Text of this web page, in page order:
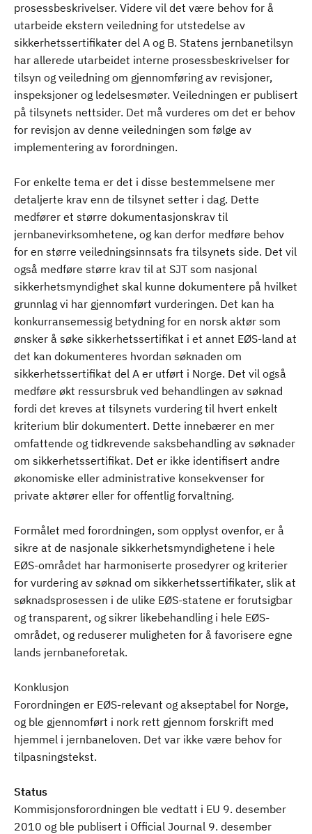
prosessbeskrivelser. Videre vil det være behov for å
utarbeide ekstern veiledning for utstedelse av
sikkerhetssertifikater del A og B. Statens jernbanetilsyn
har allerede utarbeidet interne prosessbeskrivelser for
tilsyn og veiledning om gjennomføring av revisjoner,
inspeksjoner og ledelsesmøter. Veiledningen er publisert
på tilsynets nettsider. Det må vurderes om det er behov
for revisjon av denne veiledningen som følge av
implementering av forordningen.
For enkelte tema er det i disse bestemmelsene mer
detaljerte krav enn de tilsynet setter i dag. Dette
medfører et større dokumentasjonskrav til
jernbanevirksomhetene, og kan derfor medføre behov
for en større veiledningsinnsats fra tilsynets side. Det vil
også medføre større krav til at SJT som nasjonal
sikkerhetsmyndighet skal kunne dokumentere på hvilket
grunnlag vi har gjennomført vurderingen. Det kan ha
konkurransemessig betydning for en norsk aktør som
ønsker å søke sikkerhetssertifikat i et annet EØS-land at
det kan dokumenteres hvordan søknaden om
sikkerhetssertifikat del A er utført i Norge. Det vil også
medføre økt ressursbruk ved behandlingen av søknad
fordi det kreves at tilsynets vurdering til hvert enkelt
kriterium blir dokumentert. Dette innebærer en mer
omfattende og tidkrevende saksbehandling av søknader
om sikkerhetssertifikat. Det er ikke identifisert andre
økonomiske eller administrative konsekvenser for
private aktører eller for offentlig forvaltning.
Formålet med forordningen, som opplyst ovenfor, er å
sikre at de nasjonale sikkerhetsmyndighetene i hele
EØS-området har harmoniserte prosedyrer og kriterier
for vurdering av søknad om sikkerhetssertifikater, slik at
søknadsprosessen i de ulike EØS-statene er forutsigbar
og transparent, og sikrer likebehandling i hele EØS-
området, og reduserer muligheten for å favorisere egne
lands jernbaneforetak.
Konklusjon
Forordningen er EØS-relevant og akseptabel for Norge,
og ble gjennomført i nork rett gjennom forskrift med
hjemmel i jernbaneloven. Det var ikke være behov for
tilpasningstekst.
Status
Kommisjonsforordningen ble vedtatt i EU 9. desember
2010 og ble publisert i Official Journal 9. desember